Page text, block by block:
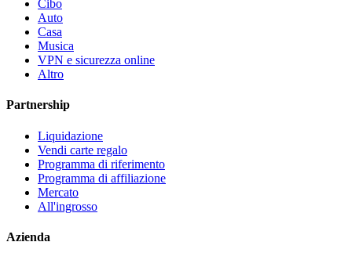
Cibo
Auto
Casa
Musica
VPN e sicurezza online
Altro
Partnership
Liquidazione
Vendi carte regalo
Programma di riferimento
Programma di affiliazione
Mercato
All'ingrosso
Azienda